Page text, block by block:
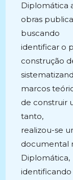
Diplomática
obras
buscando
identificar o
construção
marcos
de construir
tanto,
realizou-se
documental
Diplomática,
identificando